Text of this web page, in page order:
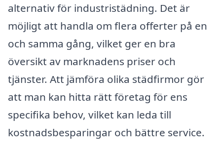
alternativ för industristädning. Det är
möjligt att handla om flera offerter på en
och samma gång, vilket ger en bra
översikt av marknadens priser och
tjänster. Att jämföra olika städfirmor gör
att man kan hitta rätt företag för ens
specifika behov, vilket kan leda till
kostnadsbesparingar och bättre service.